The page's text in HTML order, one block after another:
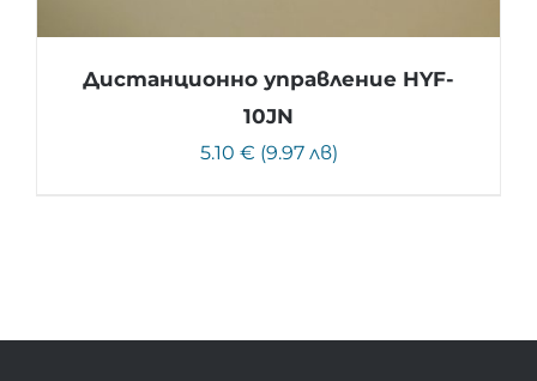
Дистанционно управление HYF-
10JN
5.10 € (9.97 лв)